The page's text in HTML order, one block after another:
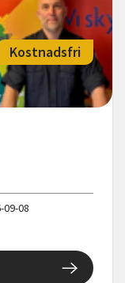
Kostnadsfri
09-08